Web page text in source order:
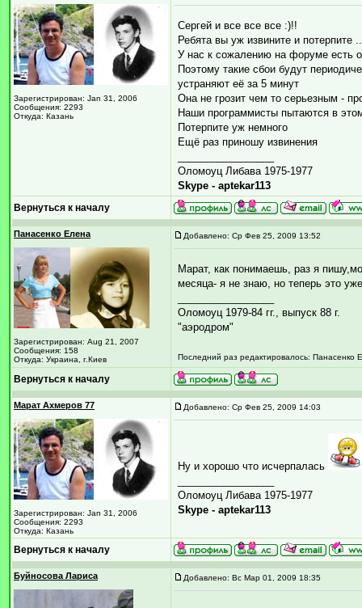
Зарегистрирован: Jan 31, 2006
Сообщения: 2293
Откуда: Казань
Сергей и все все все :)!!
Ребята вы уж извините и потерпите ..
У нас к сожалению на форуме есть
Поэтому такие сбои будут
устраняют её за 5 минут
Она не грозит чем то серьезным -
Наши программисты пытаются в
Потерпите уж немного
Ещё раз приношу извинения
Оломоуц Либава 1975-1977
Skype - aptekar113
Вернуться к началу
Панасенко Елена
Зарегистрирован: Aug 21, 2007
Сообщения: 158
Откуда: Украина, г.Киев
Добавлено: Ср Фев 25, 2009 13:52
Марат, как понимаешь, раз я
месяца- я не знаю, но теперь это
Оломоуц 1979-84 гг., выпуск 88 г.
"аэродром"
Последний раз редактировалось: Панасенко
Вернуться к началу
Марат Ахмеров 77
Зарегистрирован: Jan 31, 2006
Сообщения: 2293
Откуда: Казань
Добавлено: Ср Фев 25, 2009 14:03
Ну и хорошо что исчерпалась
Оломоуц Либава 1975-1977
Skype - aptekar113
Вернуться к началу
Буйносова Лариса Добавлено: Вс Мар 01, 2009 18:35